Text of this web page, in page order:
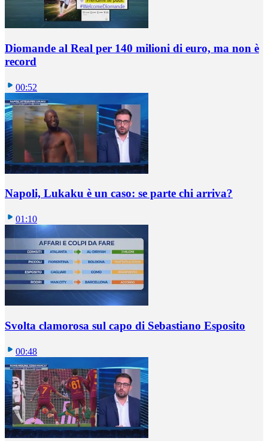
Diomande al Real per 140 milioni di euro, ma non è
record
00:52
Napoli, Lukaku è un caso: se parte chi arriva?
01:10
Svolta clamorosa sul capo di Sebastiano Esposito
00:48